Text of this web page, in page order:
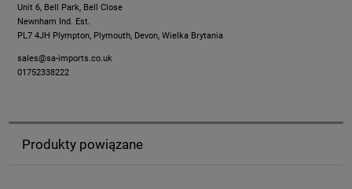
Unit 6, Bell Park, Bell Close
Newnham Ind. Est.
PL7 4JH Plympton, Plymouth, Devon, Wielka Brytania
sales@sa-imports.co.uk
01752338222
Produkty powiązane